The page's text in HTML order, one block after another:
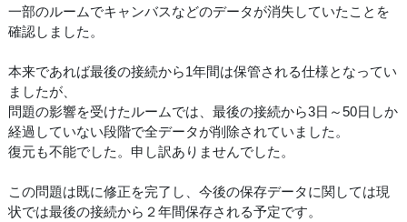
一部のルームでキャンバスなどのデータが消失していたことを
確認しました。
本来であれば最後の接続から1年間は保管される仕様となってい
ましたが、
問題の影響を受けたルームでは、最後の接続から3日～50日しか
経過していない段階で全データが削除されていました。
復元も不能でした。申し訳ありませんでした。
この問題は既に修正を完了し、今後の保存データに関しては現
状では最後の接続から２年間保存される予定です。